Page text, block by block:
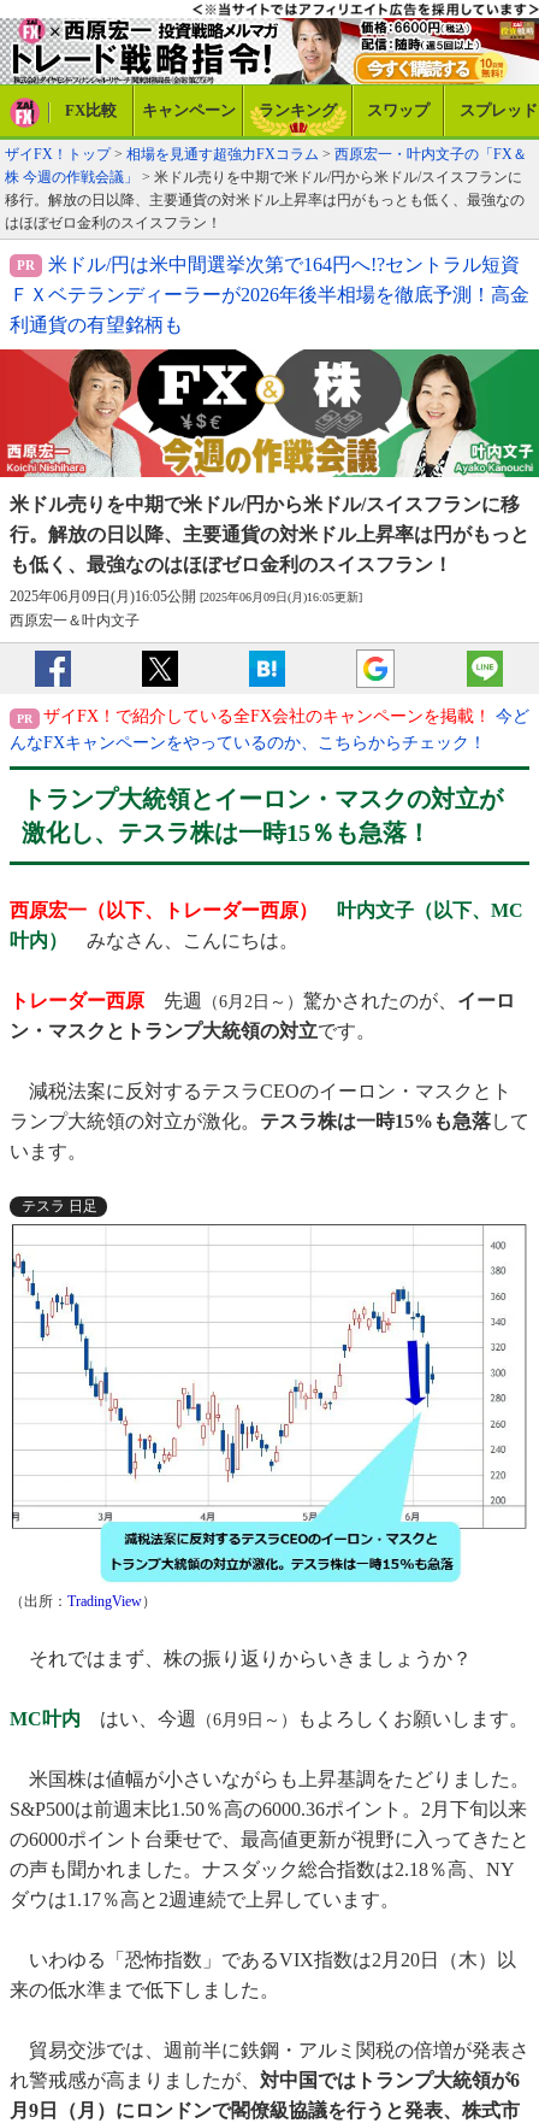
FX比較 キャンペーン ランキング スワップ スプレッド
ザイFX！トップ> 相場を見通す超強力FXコラム > 西原宏一・叶内文子の「FX＆
株 今週の作戦会議」
> 米ドル売りを中期で米ドル/円から米ドル/スイスフランに
移行。解放の日以降、主要通貨の対米ドル上昇率は円がもっとも低く、最強なの
はほぼゼロ金利のスイスフラン！
米ドル/円は米中間選挙次第で164円へ!?セントラル短資
ＦＸベテランディーラーが2026年後半相場を徹底予測！高金
利通貨の有望銘柄も
米ドル売りを中期で米ドル/円から米ドル/スイスフランに移
行。解放の日以降、主要通貨の対米ドル上昇率は円がも っと
も低く、最強なのはほぼゼロ金利のスイスフラン！
2025年06月09日(月)16:05公開 [2025年06月09日(月)16:05更新]
西原宏一＆叶内文子
ザイFX！で紹介している全FX会社のキャンペーンを掲載！
今ど
んなFXキャンペーンをやっているのか、こちらからチェック！
トランプ大統領とイーロン・マスクの対立が
激化し、テスラ株は一時15％も急落！
西原宏一（以下、トレーダー西原）
叶内文子（以下、MC
叶内）
みなさん、こんにちは。
トレーダー西原 先週 （6月2日～） 驚かされたのが、 イーロ
ン・マスクとトランプ大統領の対立です。
減税法案に反対するテスラCEOのイーロン・マスクとト
ランプ大統領の対立が激化。 テスラ株は一時15%も急落して
います。
テスラ 日足
（出所： TradingView）
それではまず、株の振り返りからいきましょうか？
MC叶内 はい、今週 （6月9日～） もよろしくお願いします。
米国株は値幅が小さいながらも上昇基調をたどりました。
S&P500は前週末比1.50％高の6000.36ポイント。2月下旬以来
の6000ポイント台乗せで、最高値更新が視野に入ってきたと
の声も聞かれました。ナスダック総合指数は2.18％高、NY
ダウは1.17％高と2週連続で上昇しています。
いわゆる「恐怖指数」であるVIX指数は2月20日（木）以
来の低水準まで低下しました。
貿易交渉では、週前半に鉄鋼・アルミ関税の倍増が発表さ
れ警戒感が高まりましたが、 対中国ではトランプ大統領が6
月9日（月）にロンドンで閣僚級協議を行うと発表、株式市